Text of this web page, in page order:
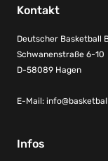
Kontakt
Deutscher Basketball
Schwanenstraße 6-10
D-58089 Hagen
E-Mail:
Infos